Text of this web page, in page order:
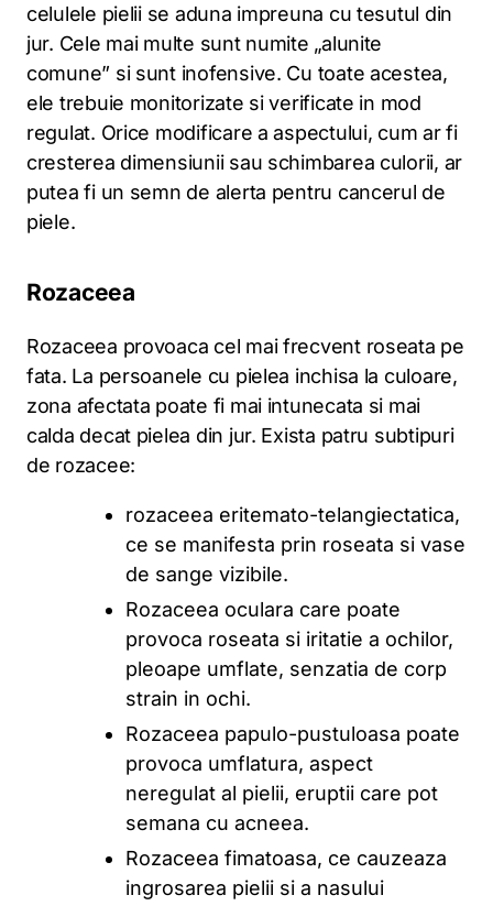
celulele pielii se aduna impreuna cu tesutul din
jur. Cele mai multe sunt numite „alunite
comune” si sunt inofensive. Cu toate acestea,
ele trebuie monitorizate si verificate in mod
regulat. Orice modificare a aspectului, cum ar fi
cresterea dimensiunii sau schimbarea culorii, ar
putea fi un semn de alerta pentru cancerul de
piele.
Rozaceea
Rozaceea provoaca cel mai frecvent roseata pe
fata. La persoanele cu pielea inchisa la culoare,
zona afectata poate fi mai intunecata si mai
calda decat pielea din jur. Exista patru subtipuri
de rozacee:
rozaceea eritemato-telangiectatica,
ce se manifesta prin roseata si vase
de sange vizibile.
Rozaceea oculara care poate
provoca roseata si iritatie a ochilor,
pleoape umflate, senzatia de corp
strain in ochi.
Rozaceea papulo-pustuloasa poate
provoca umflatura, aspect
neregulat al pielii, eruptii care pot
semana cu acneea.
Rozaceea fimatoasa, ce cauzeaza
ingrosarea pielii si a nasului